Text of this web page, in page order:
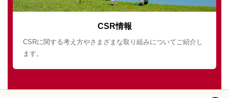
CSR情報
CSRに関する考え方やさまざまな取り組みについてご紹介し
ます。